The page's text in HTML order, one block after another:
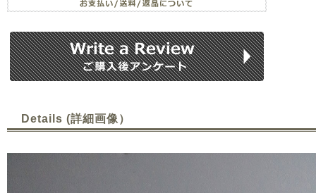
Details (詳細画像）